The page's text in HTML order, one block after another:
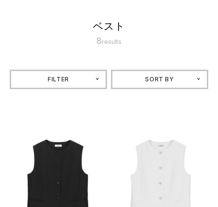
ベスト
8results
FILTER SORT BY